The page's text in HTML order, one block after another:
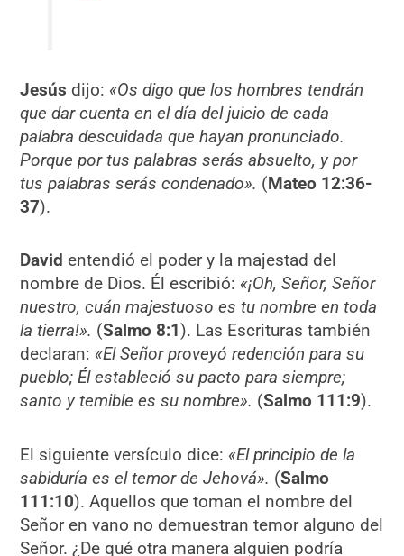
Jesús dijo: «Os digo que los hombres tendrán
que dar cuenta en el día del juicio de cada
palabra descuidada que hayan pronunciado.
Porque por tus palabras serás absuelto, y por
tus palabras serás condenado». (Mateo 12:36-
37).
David entendió el poder y la majestad del
nombre de Dios. Él escribió: «¡Oh, Señor, Señor
nuestro, cuán majestuoso es tu nombre en toda
la tierra!». (Salmo 8:1). Las Escrituras también
declaran: «El Señor proveyó redención para su
pueblo; Él estableció su pacto para siempre;
santo y temible es su nombre». (Salmo 111:9).
El siguiente versículo dice: «El principio de la
sabiduría es el temor de Jehová». (Salmo
111:10). Aquellos que toman el nombre del
Señor en vano no demuestran temor alguno del
Señor. ¿De qué otra manera alguien podría